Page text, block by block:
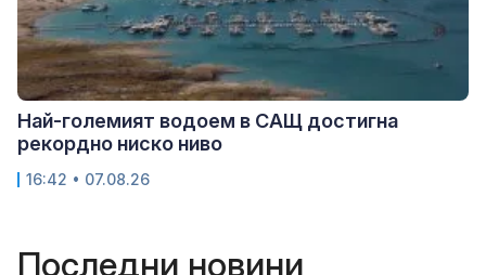
Най-големият водоем в САЩ достигна
рекордно ниско ниво
16:42 • 07.08.26
Последни новини